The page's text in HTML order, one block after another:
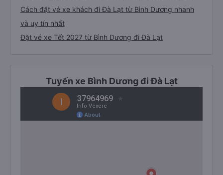
Cách đặt vé xe khách đi Đà Lạt từ Bình Dương nhanh
và uy tín nhất
Đặt vé xe Tết 2027 từ Bình Dương đi Đà Lạt
Tuyến xe Bình Dương đi Đà Lạt